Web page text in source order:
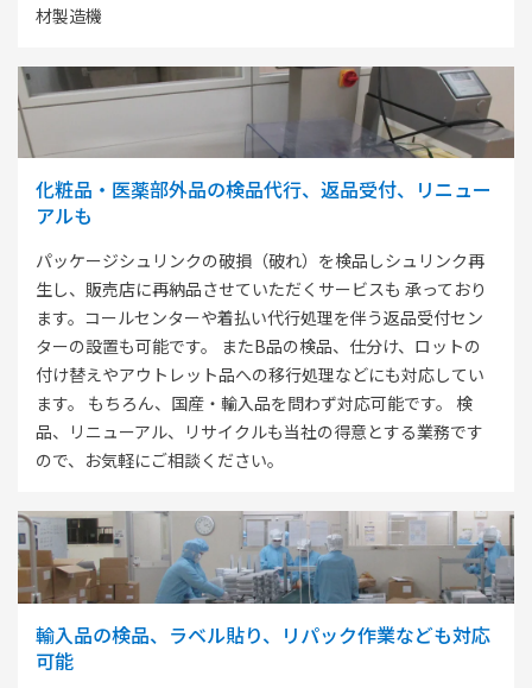
材製造機
化粧品・医薬部外品の検品代⾏、返品受付、リニュー
アルも
パッケージシュリンクの破損（破れ）を検品しシュリンク再
生し、販売店に再納品させていただくサービスも 承っており
ます。コールセンターや着払い代行処理を伴う返品受付セン
ターの設置も可能です。 またB品の検品、仕分け、ロットの
付け替えやアウトレット品への移行処理などにも対応してい
ます。 もちろん、国産・輸入品を問わず対応可能です。 検
品、リニューアル、リサイクルも当社の得意とする業務です
ので、お気軽にご相談ください。
輸⼊品の検品、ラベル貼り、リパック作業なども対応
可能